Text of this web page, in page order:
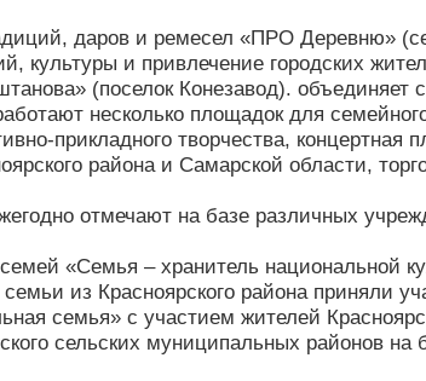
даров и ремесел «ПРО Деревню»
культуры и привлечение городских
(поселок Конезавод). объединяет
несколько площадок для
прикладного творчества, концертная
района и Самарской области,
отмечают на базе различных
«Семья – хранитель национальной
из Красноярского района приняли
семья» с участием жителей
сельских муниципальных районов